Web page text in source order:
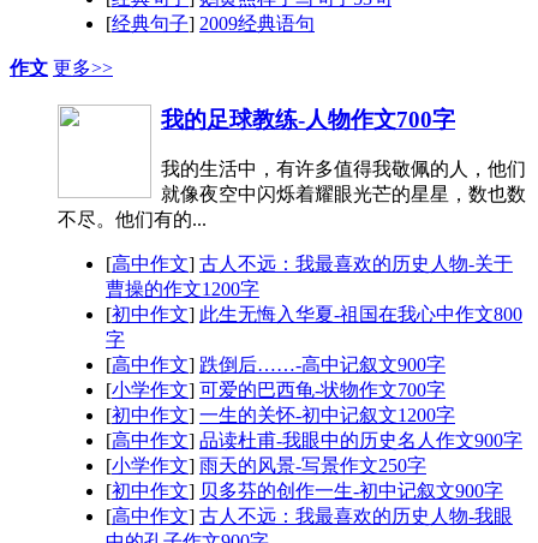
[经典句子] 2009经典语句
作文 更多>>
我的足球教练-人物作文700字
我的生活中，有许多值得我敬佩的人，他们
就像夜空中闪烁着耀眼光芒的星星，数也数
不尽。他们有的...
[高中作文] 古人不远：我最喜欢的历史人物-关于
曹操的作文1200字
[初中作文] 此生无悔入华夏-祖国在我心中作文800
字
[高中作文] 跌倒后……-高中记叙文900字
[小学作文] 可爱的巴西龟-状物作文700字
[初中作文] 一生的关怀-初中记叙文1200字
[高中作文] 品读杜甫-我眼中的历史名人作文900字
[小学作文] 雨天的风景-写景作文250字
[初中作文] 贝多芬的创作一生-初中记叙文900字
[高中作文] 古人不远：我最喜欢的历史人物-我眼